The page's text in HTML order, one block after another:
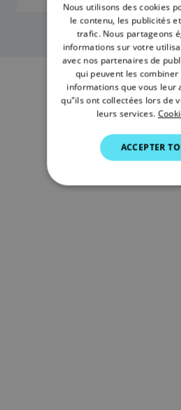
Nous utilisons des cookies
le contenu, les publicités
trafic. Nous partageons
informations sur votre
avec nos partenaires de
qui peuvent les
informations que vous leur
qu"ils ont collectées lors de
leurs services.
ACCEPTER